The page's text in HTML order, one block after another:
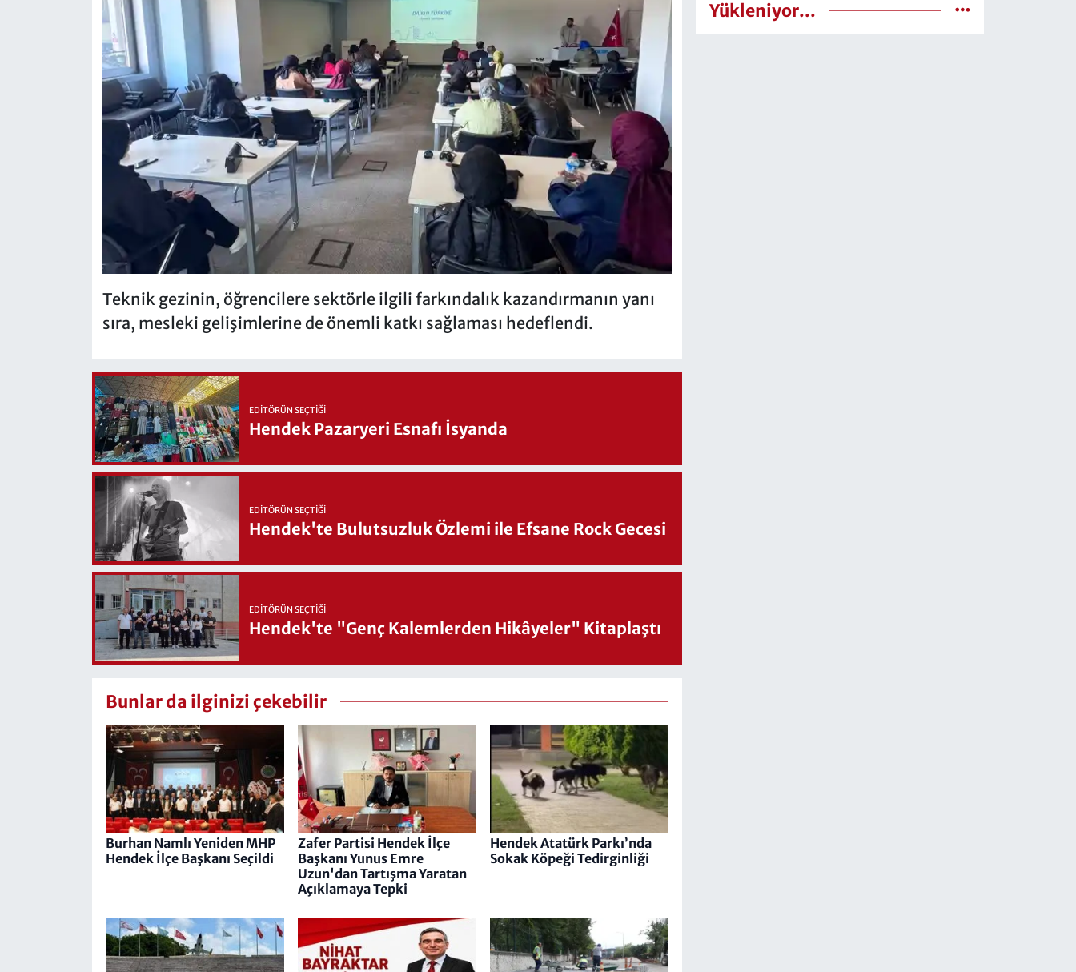
Teknik gezinin, öğrencilere sektörle ilgili farkındalık kazandırmanın yanı
sıra, mesleki gelişimlerine de önemli katkı sağlaması hedeflendi.
EDITÖRÜN SEÇTIĞI
Hendek Pazaryeri Esnafı İsyanda
EDITÖRÜN SEÇTIĞI
Hendek'te Bulutsuzluk Özlemi ile Efsane Rock Gecesi
EDITÖRÜN SEÇTIĞI
Hendek'te "Genç Kalemlerden Hikâyeler" Kitaplaştı
Bunlar da ilginizi çekebilir
Burhan Namlı Yeniden MHP
Hendek İlçe Başkanı Seçildi
Zafer Partisi Hendek İlçe
Başkanı Yunus Emre
Uzun'dan Tartışma Yaratan
Açıklamaya Tepki
Hendek Atatürk Parkı’nda
Sokak Köpeği Tedirginliği
Yükleniyor...